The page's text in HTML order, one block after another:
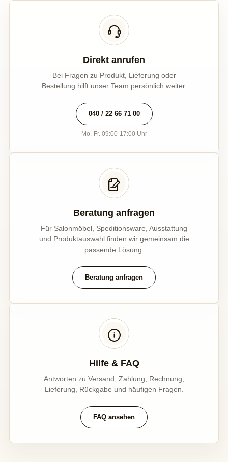
Direkt anrufen
Bei Fragen zu Produkt, Lieferung oder
Bestellung hilft unser Team persönlich weiter.
040 / 22 66 71 00
Mo.-Fr. 09:00-17:00 Uhr
Beratung anfragen
Für Salonmöbel, Speditionsware, Ausstattung
und Produktauswahl finden wir gemeinsam die
passende Lösung.
Beratung anfragen
Hilfe & FAQ
Antworten zu Versand, Zahlung, Rechnung,
Lieferung, Rückgabe und häufigen Fragen.
FAQ ansehen